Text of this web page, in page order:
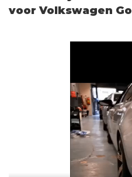
voor Volkswagen